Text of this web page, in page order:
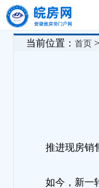
首
当前位置：首页 >
推进现房销
如今，新一